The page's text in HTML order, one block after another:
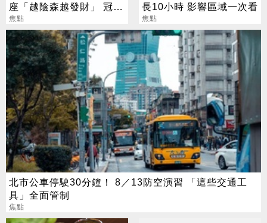
座「越陰森越發財」 冠軍
賺到翻
焦點
長10小時 影響區域一次看
焦點
北市公車停駛30分鐘！ 8／13防空演習 「這些交通工
具」全面管制
焦點